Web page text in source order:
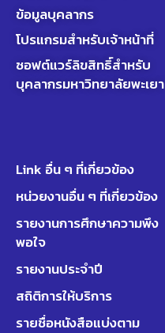
ข้อมูลบุคลากร
โปรแกรมสำหรับเจ้าหน้าที่
ซอฟต์แวร์ลิขสิทธิ์สำหรับ
บุคลากรมหาวิทยาลัยพะเยา
Link อื่น ๆ ที่เกี่ยวข้อง
หน่วยงานอื่น ๆ ที่เกี่ยวข้อง
รายงานการศึกษาความพึง
พอใจ
รายงานประจำปี
สถิติการให้บริการ
รายชื่อหนังสือแบ่งตาม